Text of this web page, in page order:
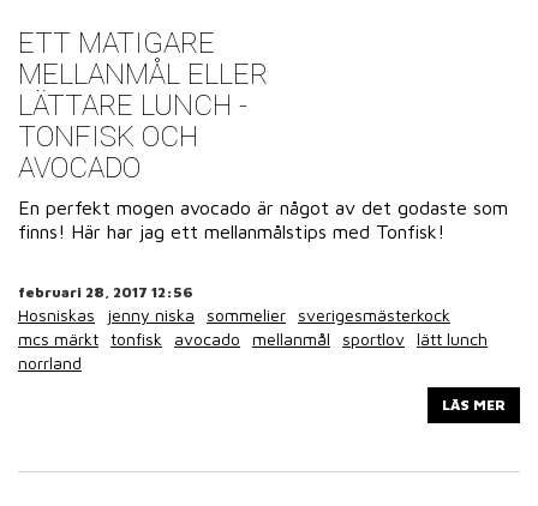
ETT MATIGARE
MELLANMÅL ELLER
LÄTTARE LUNCH -
TONFISK OCH
AVOCADO
En perfekt mogen avocado är något av det godaste som
finns! Här har jag ett mellanmålstips med Tonfisk!
februari 28, 2017 12:56
Hosniskas jenny niska sommelier
sverigesmästerkock
mcs märkt tonfisk avocado mellanmål sportlov lätt lunch
norrland
LÄS MER